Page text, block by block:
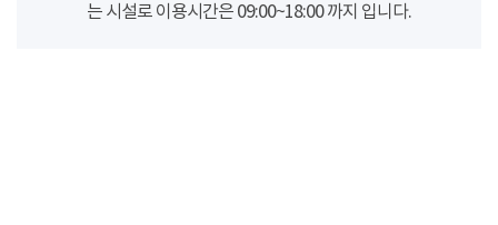
는 시설로 이용시간은 09:00~18:00 까지 입니다.